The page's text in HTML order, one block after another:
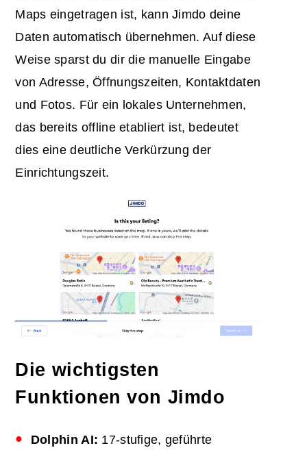
Maps eingetragen ist, kann Jimdo deine
Daten automatisch übernehmen. Auf diese
Weise sparst du dir die manuelle Eingabe
von Adresse, Öffnungszeiten, Kontaktdaten
und Fotos. Für ein lokales Unternehmen,
das bereits offline etabliert ist, bedeutet
dies eine deutliche Verkürzung der
Einrichtungszeit.
Die wichtigsten
Funktionen von Jimdo
DolphinAI: 17-stufige, geführte